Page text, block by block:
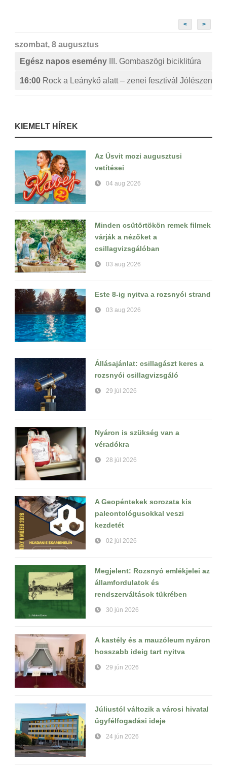
< >
szombat, 8 augusztus
Egész napos esemény
III. Gombaszögi biciklitúra
16:00 Rock a Leánykő alatt – zenei fesztivál Jólészen
KIEMELT HÍREK
Az Úsvit mozi augusztusi
vetítései
04 aug 2026
Minden csütörtökön remek filmek
várják a nézőket a
csillagvizsgálóban
03 aug 2026
Este 8-ig nyitva a rozsnyói strand
03 aug 2026
Állásajánlat: csillagászt keres a
rozsnyói csillagvizsgáló
29 júl 2026
Nyáron is szükség van a
véradókra
28 júl 2026
A Geopéntekek sorozata kis
paleontológusokkal veszi
kezdetét
02 júl 2026
Megjelent: Rozsnyó emlékjelei az
államfordulatok és
rendszerváltások tükrében
30 jún 2026
A kastély és a mauzóleum nyáron
hosszabb ideig tart nyitva
29 jún 2026
Júliustól változik a városi hivatal
ügyfélfogadási ideje
24 jún 2026